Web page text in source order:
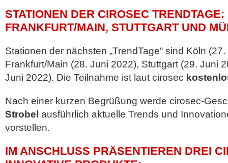
STATIONEN DER CIROSEC
FRANKFURT/MAIN, STUTTGART UND
Stationen der nächsten „TrendTage“ sind Köln
Frankfurt/Main (28. Juni 2022), Stuttgart (29. Juni
Juni 2022). Die Teilnahme ist laut cirosec
Nach einer kurzen Begrüßung werde cirosec-
Strobel ausführlich aktuelle Trends und
vorstellen.
IM ANSCHLUSS PRÄSENTIEREN DREI